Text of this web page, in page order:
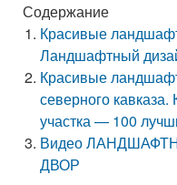
Содержание
Красивые
Ландшафтный
Красивые
северного
участка — 100
Видео
ДВОР